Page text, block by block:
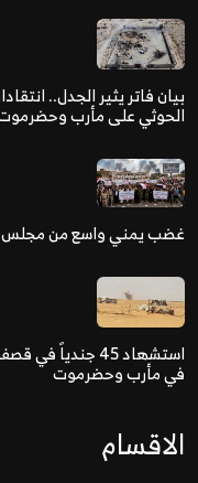
بيان فاتر يثير الجدل..
الحوثي على مأرب
غضب يمني واسع من مجلس
استشهاد 45
في مأرب وحضرموت
الاقسام